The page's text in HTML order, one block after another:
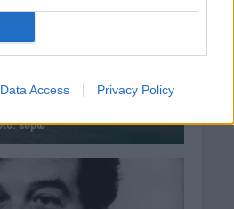
Data Access Privacy Policy